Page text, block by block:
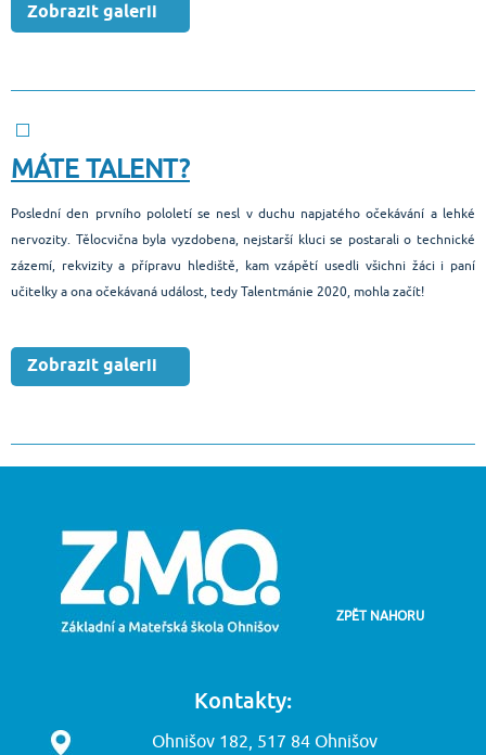
Zobrazit galerii
MÁTE TALENT?
Poslední den prvního pololetí se nesl v duchu napjatého očekávání a lehké
nervozity. Tělocvična byla vyzdobena, nejstarší kluci se postarali o technické
zázemí, rekvizity a přípravu hlediště, kam vzápětí usedli všichni žáci i paní
učitelky a ona očekávaná událost, tedy Talentmánie 2020, mohla začít!
Zobrazit galerii
Kontakty:
Ohnišov 182, 517 84 Ohnišov
ZPĚT NAHORU